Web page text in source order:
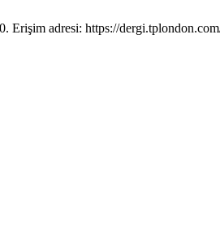
Erişim adresi: https://